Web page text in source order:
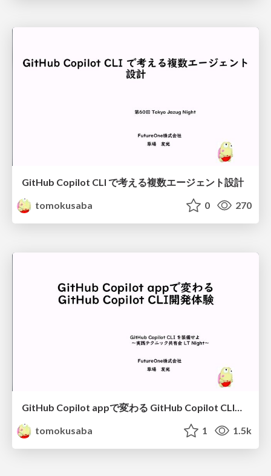
GitHub Copilot CLI で考える複数エージェント設計
tomokusaba
0 270
GitHub Copilot appで変わる GitHub Copilot CLI開発体験
tomokusaba
1 1.5k